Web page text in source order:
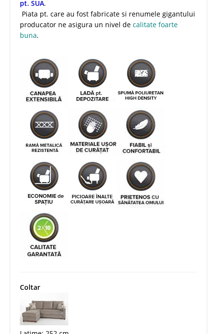
pt. SUA.
Piata pt. care au fost fabricate si renumele gigantului
producator ne asigura un nivel de calitate foarte
buna.
Coltar